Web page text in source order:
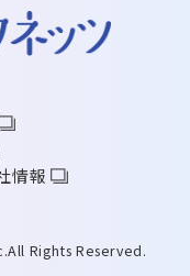
情報
Rights Reserved.